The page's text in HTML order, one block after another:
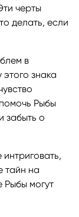
черты
делать, если
в
этого знака
Рыбы
забыть о
тайн на
Рыбы могут